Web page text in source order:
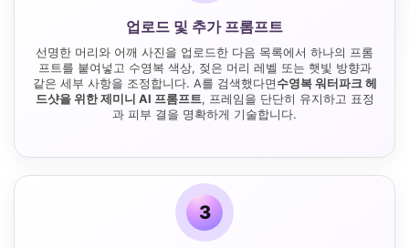
업로드 및 추가 프롬프트
선명한 머리와 어깨 사진을 업로드한 다음 목록에서 하나의 프롬
프트를 붙여넣고 수영복 색상, 젖은 머리 레벨 또는 햇빛 방향과
같은 세부 사항을 조정합니다. A를 검색했다면 수영복 워터파크 헤
드샷을 위한 제미니 AI 프롬프트, 프레임을 단단히 유지하고 표정
과 피부 결을 명확하게 기술합니다.
3